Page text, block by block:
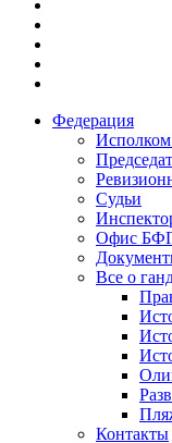
Федерация
Судьи
Офис
Все о
Контакты